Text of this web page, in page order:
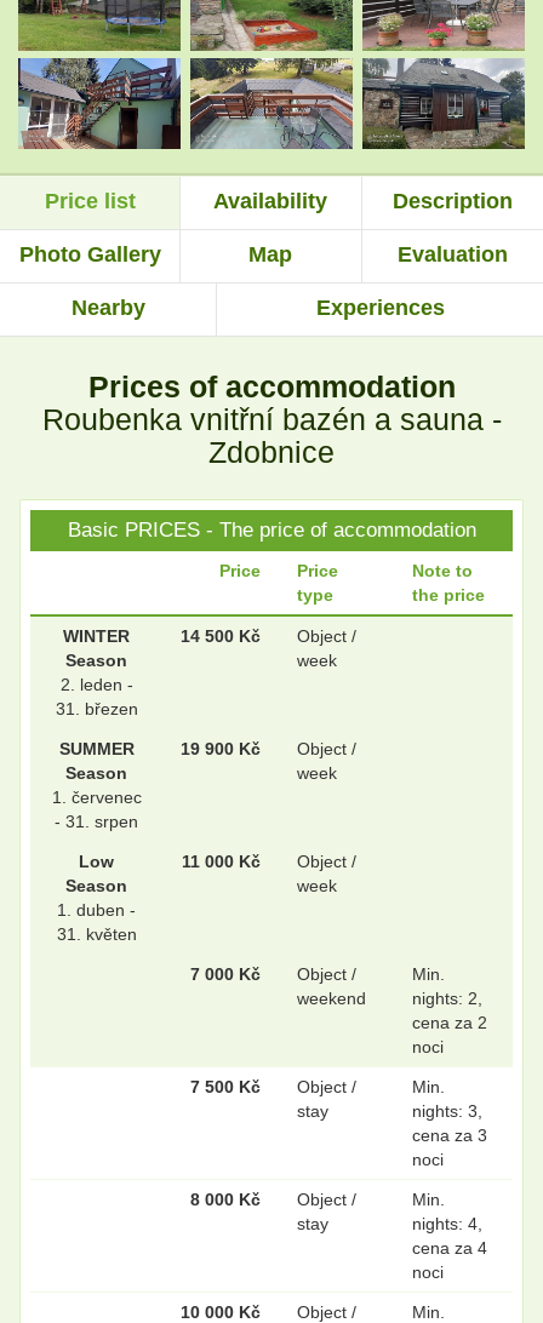
Price list Availability Description
Photo Gallery Map Evaluation
Nearby Experiences
Prices of accommodation
Roubenka vnitřní bazén a sauna -
Zdobnice
Basic PRICES - The price of accommodation
Price
Price
type
Note to
the price
WINTER
Season
2. leden -
31. březen
14 500 Kč
Object /
week
SUMMER
Season
1. červenec
- 31. srpen
19 900 Kč
Object /
week
Low
Season
1. duben -
31. květen
11 000 Kč
Object /
week
7 000 Kč
Object /
weekend
Min.
nights: 2,
cena za 2
noci
7 500 Kč
Object /
stay
Min.
nights: 3,
cena za 3
noci
8 000 Kč
Object /
stay
Min.
nights: 4,
cena za 4
noci
10 000 Kč
Object /
Min.